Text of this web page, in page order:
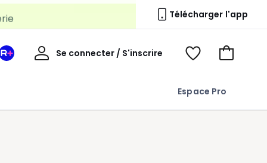
Télécharger l'app
Espace Pro
Mon
Se connecter / S'inscrire
Mon
Voir
Voir